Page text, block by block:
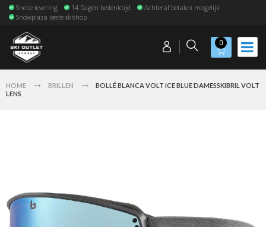
Snelle levering 14 Dagen bedenktijd
Achteraf betalen mogelijk
Snowplaza beste skishop
0
HOME BRILLEN
BOLLÉ BLANCA VOLT ICE BLUE DAMESSKIBRIL VOLT
LENS